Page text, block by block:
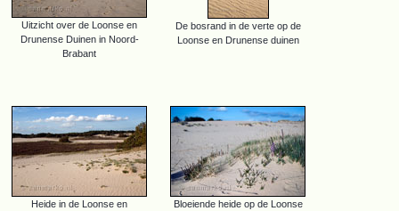
Uitzicht over de Loonse en
Drunense Duinen in Noord-
Brabant
De bosrand in de verte op de
Loonse en Drunense duinen
Heide in de Loonse en
Bloeiende heide op de Loonse